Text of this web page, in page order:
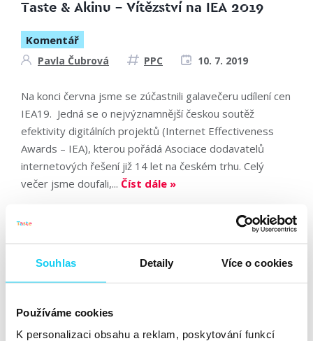
Souhlas Detaily Více o cookies
Používáme cookies
K personalizaci obsahu a reklam, poskytování funkcí
Taste & Akinu – Vítězství na IEA 2019
Komentář
Pavla Čubrová PPC 10. 7. 2019
Na konci června jsme se zúčastnili galavečeru udílení cen
IEA19. Jedná se o nejvýznamnější českou soutěž
efektivity digitálních projektů (Internet Effectiveness
Awards – IEA), kterou pořádá Asociace dodavatelů
internetových řešení již 14 let na českém trhu. Celý
večer jsme doufali,... Číst dále »
Článek
Marie Tlapáková